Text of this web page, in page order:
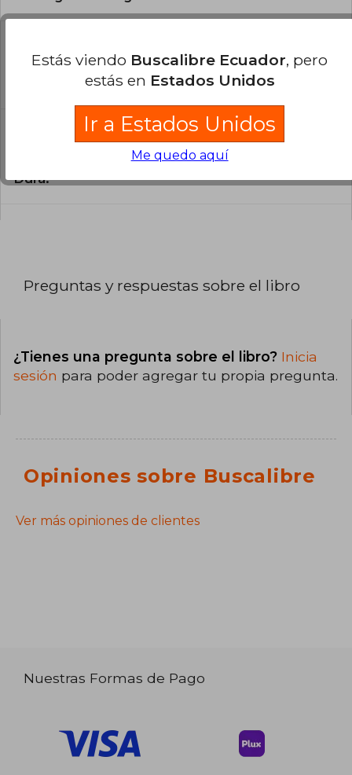
libro?
El libro está escrito en Inglés.
¿Cuál es la encuadernación de este libro?
La encuadernación de esta edición es Tapa
Dura.
Preguntas y respuestas sobre el libro
¿Tienes una pregunta sobre el libro? Inicia
sesión para poder agregar tu propia pregunta.
Opiniones sobre Buscalibre
Ver más opiniones de clientes
Nuestras Formas de Pago
Estás viendo Buscalibre Ecuador, pero
estás en Estados Unidos
Ir a Estados Unidos
Me quedo aquí